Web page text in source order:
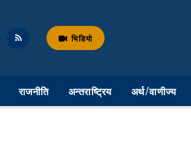
भिडियो
राजनीति अन्तराष्ट्रिय अर्थ/वाणीज्य